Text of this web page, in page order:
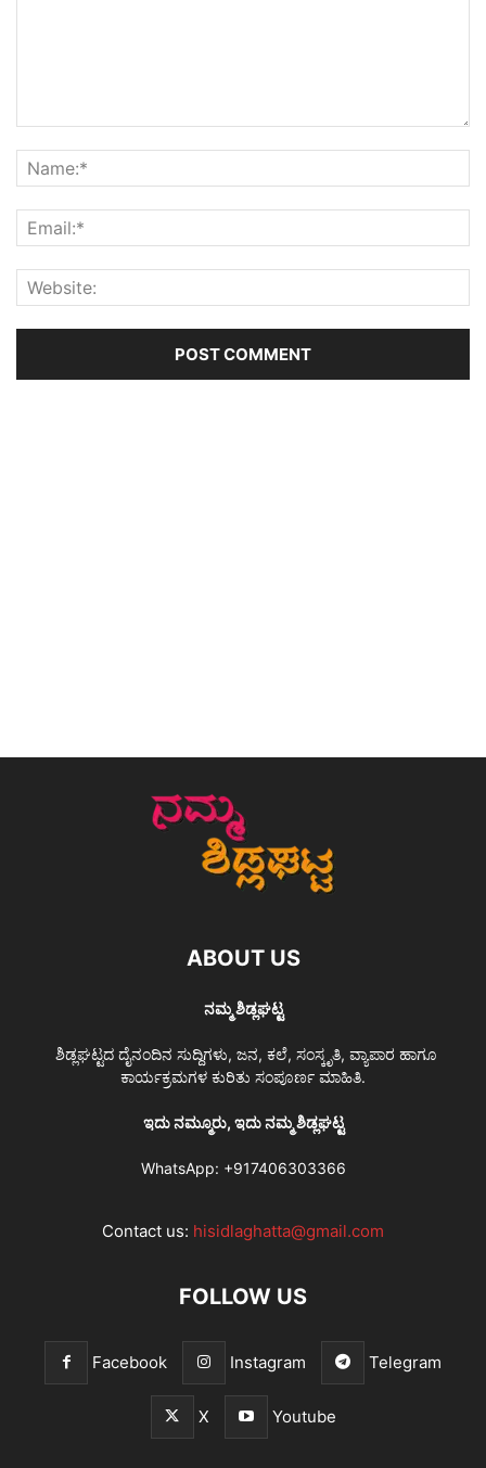
ABOUT US
ನಮ್ಮ ಶಿಡ್ಲಘಟ್ಟ
ಶಿಡ್ಲಘಟ್ಟದ ದೈನಂದಿನ ಸುದ್ದಿಗಳು, ಜನ, ಕಲೆ, ಸಂಸ್ಕೃತಿ, ವ್ಯಾಪಾರ ಹಾಗೂ
ಕಾರ್ಯಕ್ರಮಗಳ ಕುರಿತು ಸಂಪೂರ್ಣ ಮಾಹಿತಿ.
ಇದು ನಮ್ಮೂರು, ಇದು ನಮ್ಮ ಶಿಡ್ಲಘಟ್ಟ
WhatsApp: +917406303366
Contact us: hisidlaghatta@gmail.com
FOLLOW US
Facebook Instagram Telegram
X Youtube